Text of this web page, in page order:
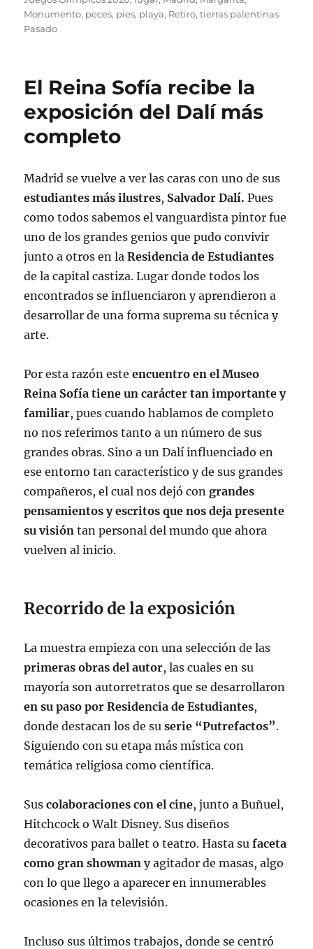
Monumento, peces, pies, playa, Retiro,tierras palentinas
Pasado
El Reina Sofía recibe la
exposición del Dalí más
completo
Madrid se vuelve a ver las caras con uno de sus
estudiantes más ilustres, Salvador Dalí.Pues
como todos sabemos el vanguardista pintor fue
uno de los grandes genios que pudo convivir
junto a otros en la Residencia de Estudiantes
de la capital castiza. Lugar donde todos los
encontrados se influenciaron y aprendieron a
desarrollar de una forma suprema su técnica y
arte.
Por esta razón esteencuentro en el Museo
Reina Sofía tiene un carácter tan importante y
familiar, pues cuando hablamos de completo
no nos referimos tanto a un número de sus
grandes obras. Sino a un Dalí influenciado en
ese entorno tan característico y de sus grandes
compañeros, el cual nos dejó con grandes
pensamientos y escritos que nos deja presente
su visión tan personal del mundo que ahora
vuelven al inicio.
Recorrido de la exposición
La muestra empieza con una selección de las
primeras obras del autor, las cuales en su
mayoría son autorretratos que se desarrollaron
en su paso por Residencia de Estudiantes,
donde destacan los de suserie “Putrefactos”.
Siguiendo con su etapa más mística con
temática religiosa como científica.
Suscolaboraciones con el cine, junto a Buñuel,
Hitchcock o Walt Disney. Sus diseños
decorativos para ballet o teatro. Hasta sufaceta
como gran showmany agitador de masas, algo
con lo que llego a aparecer en innumerables
ocasiones en la televisión.
Incluso sus últimos trabajos, donde se centró